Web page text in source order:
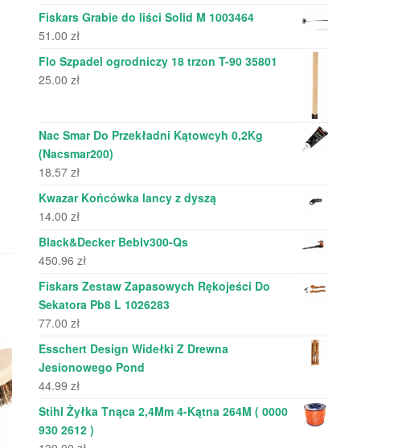
Fiskars Grabie do liści Solid M 1003464
51.00 zł
Flo Szpadel ogrodniczy 18 trzon T-90 35801
25.00 zł
Nac Smar Do Przekładni Kątowcyh 0,2Kg
(Nacsmar200)
18.57 zł
Kwazar Końcówka lancy z dyszą
14.00 zł
Black&Decker Beblv300-Qs
450.96 zł
Fiskars Zestaw Zapasowych Rękojeści Do
Sekatora Pb8 L 1026283
77.00 zł
Esschert Design Widełki Z Drewna
Jesionowego Pond
44.99 zł
Stihl Żyłka Tnąca 2,4Mm 4-Kątna 264M ( 0000
930 2612 )